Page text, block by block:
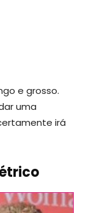
e grosso.
uma
irá